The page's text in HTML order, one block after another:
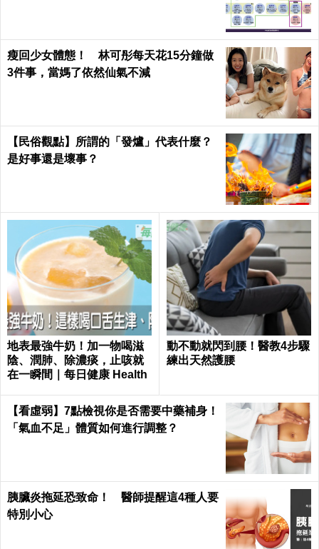
瘦回少女體態！ 林可彤每天花15分鐘做
3件事，當媽了依然仙氣不減
【民俗觀點】所謂的「發爐」代表什麼？
是好事還是壞事？
地表最強牛奶！加一物喝滋
陰、潤肺、除濃痰，止咳就
在一瞬間｜每日健康 Health
動不動就閃到腰！醫教4步驟
練出天然護腰
【看虛弱】7點檢視你是否需要中藥補身！
「氣血不足」體質如何進行調整？
胰臟炎拖延恐致命！ 醫師提醒這4種人要
特別小心